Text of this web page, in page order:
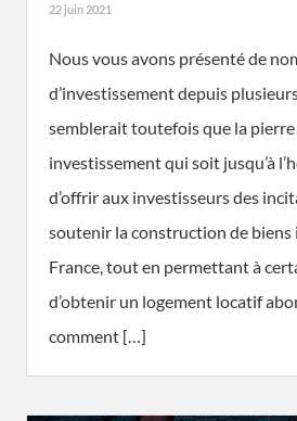
22 juin 2021
Nous vous avons présenté de
d’investissement depuis
semblerait toutefois que la
investissement qui soit jusqu’à
d’offrir aux investisseurs des
soutenir la construction de biens
France, tout en permettant à
d’obtenir un logement locatif
comment […]